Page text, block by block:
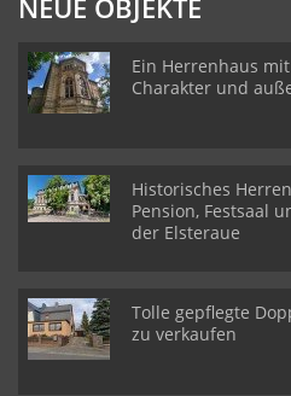
NEUE OBJEKTE
Ein Herrenhaus
Charakter und
Historisches
Pension, Festsaal
der Elsteraue
Tolle gepflegte
zu verkaufen